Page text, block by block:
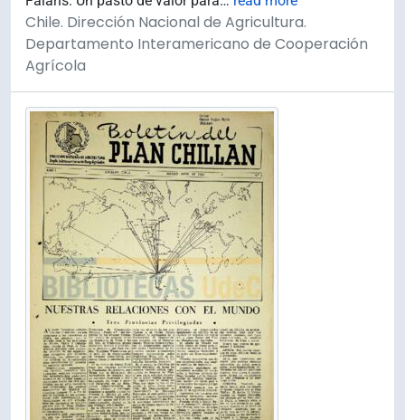
Chile. Dirección Nacional de Agricultura.
Departamento Interamericano de Cooperación
Agrícola